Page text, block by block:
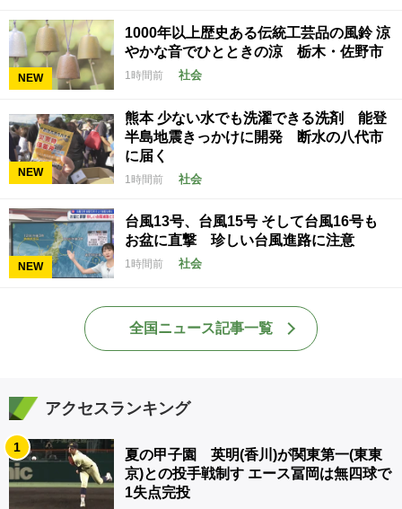
NEW
1000年以上歴史ある伝統工芸品の風鈴 涼
やかな音でひとときの涼 栃木・佐野市
1時間前 社会
NEW
熊本 少ない水でも洗濯できる洗剤 能登
半島地震きっかけに開発 断水の八代市
に届く
1時間前 社会
NEW
台風13号、台風15号 そして台風16号も
お盆に直撃 珍しい台風進路に注意
1時間前 社会
全国ニュース記事一覧
アクセスランキング
1
夏の甲子園 英明(香川)が関東第一(東東
京)との投手戦制す エース冨岡は無四球で
1失点完投